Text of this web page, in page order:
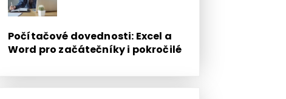
Počítačové dovednosti: Excel a
Word pro začátečníky i pokročilé